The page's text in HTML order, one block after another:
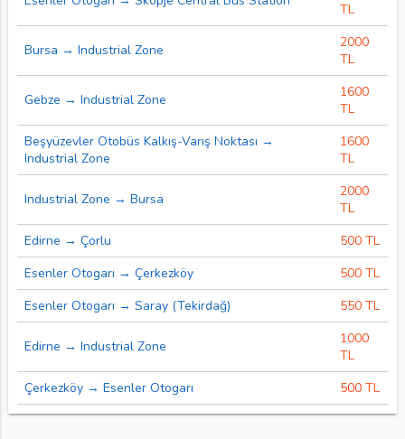
TL
Bursa → Industrial Zone
2000
TL
Gebze → Industrial Zone
1600
TL
Beşyüzevler Otobüs Kalkış-Varış Noktası →
Industrial Zone
1600
TL
Industrial Zone → Bursa
2000
TL
Edirne → Çorlu
500 TL
Esenler Otogarı → Çerkezköy
500 TL
Esenler Otogarı → Saray (Tekirdağ)
550 TL
Edirne → Industrial Zone
1000
TL
Çerkezköy → Esenler Otogarı
500 TL